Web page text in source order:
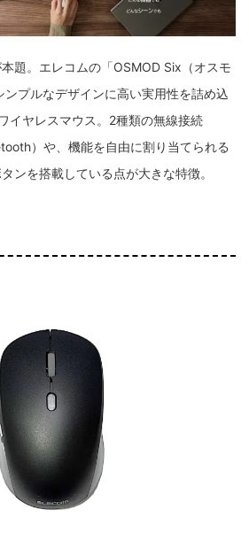
題。エレコムの「OSMOD Six（オスモ
ンプルなデザインに高い実用性を詰め込
イヤレスマウス。2種類の無線接続
）や、機能を自由に割り当てられる
ンを搭載している点が大きな特徴。